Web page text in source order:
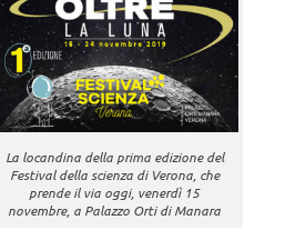
La locandina della prima edizione del
Festival della scienza di Verona, che
prende il via oggi, venerdì 15
novembre, a Palazzo Orti di Manara